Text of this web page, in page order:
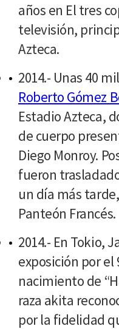
años en El tres
televisión,
Azteca.
2014.- Unas 40
Roberto Gómez
Estadio Azteca,
de cuerpo
Diego Monroy.
fueron
un día más
Panteón Francés.
2014.- En Tokio,
exposición por el
nacimiento de
raza akita
por la fidelidad